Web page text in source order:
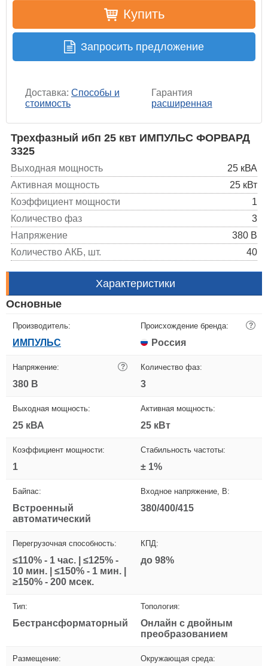
Купить
Запросить предложение
Доставка: Способы и
стоимость
Гарантия
расширенная
Трехфазный ибп 25 квт ИМПУЛЬС ФОРВАРД
3325
Выходная мощность
25 кВА
Активная мощность
25 кВт
Коэффициент мощности
1
Количество фаз
3
Напряжение
380 В
Количество АКБ, шт.
40
Характеристики
Основные
Производитель:
ИМПУЛЬС
Происхождение бренда: ?
Россия
Напряжение: ?
380 В
Количество фаз:
3
Выходная мощность:
25 кВА
Активная мощность:
25 кВт
Коэффициент мощности:
1
Стабильность частоты:
± 1%
Байпас:
Встроенный
автоматический
Входное напряжение, В:
380/400/415
Перегрузочная способность:
≤110% - 1 час. | ≤125% -
10 мин. | ≤150% - 1 мин. |
≥150% - 200 мсек.
КПД:
до 98%
Тип:
Бестрансформаторный
Топология:
Онлайн с двойным
преобразованием
Размещение: Окружающая среда: